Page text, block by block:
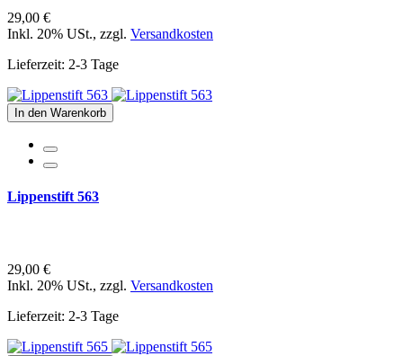
29,00 €
Inkl. 20% USt., zzgl. Versandkosten
Lieferzeit: 2-3 Tage
In den Warenkorb
Lippenstift 563
29,00 €
Inkl. 20% USt., zzgl. Versandkosten
Lieferzeit: 2-3 Tage